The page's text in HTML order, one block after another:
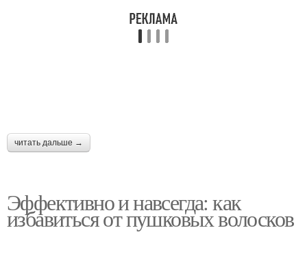
читать дальше →
Эффективно и навсегда: как
избавиться от пушковых волосков